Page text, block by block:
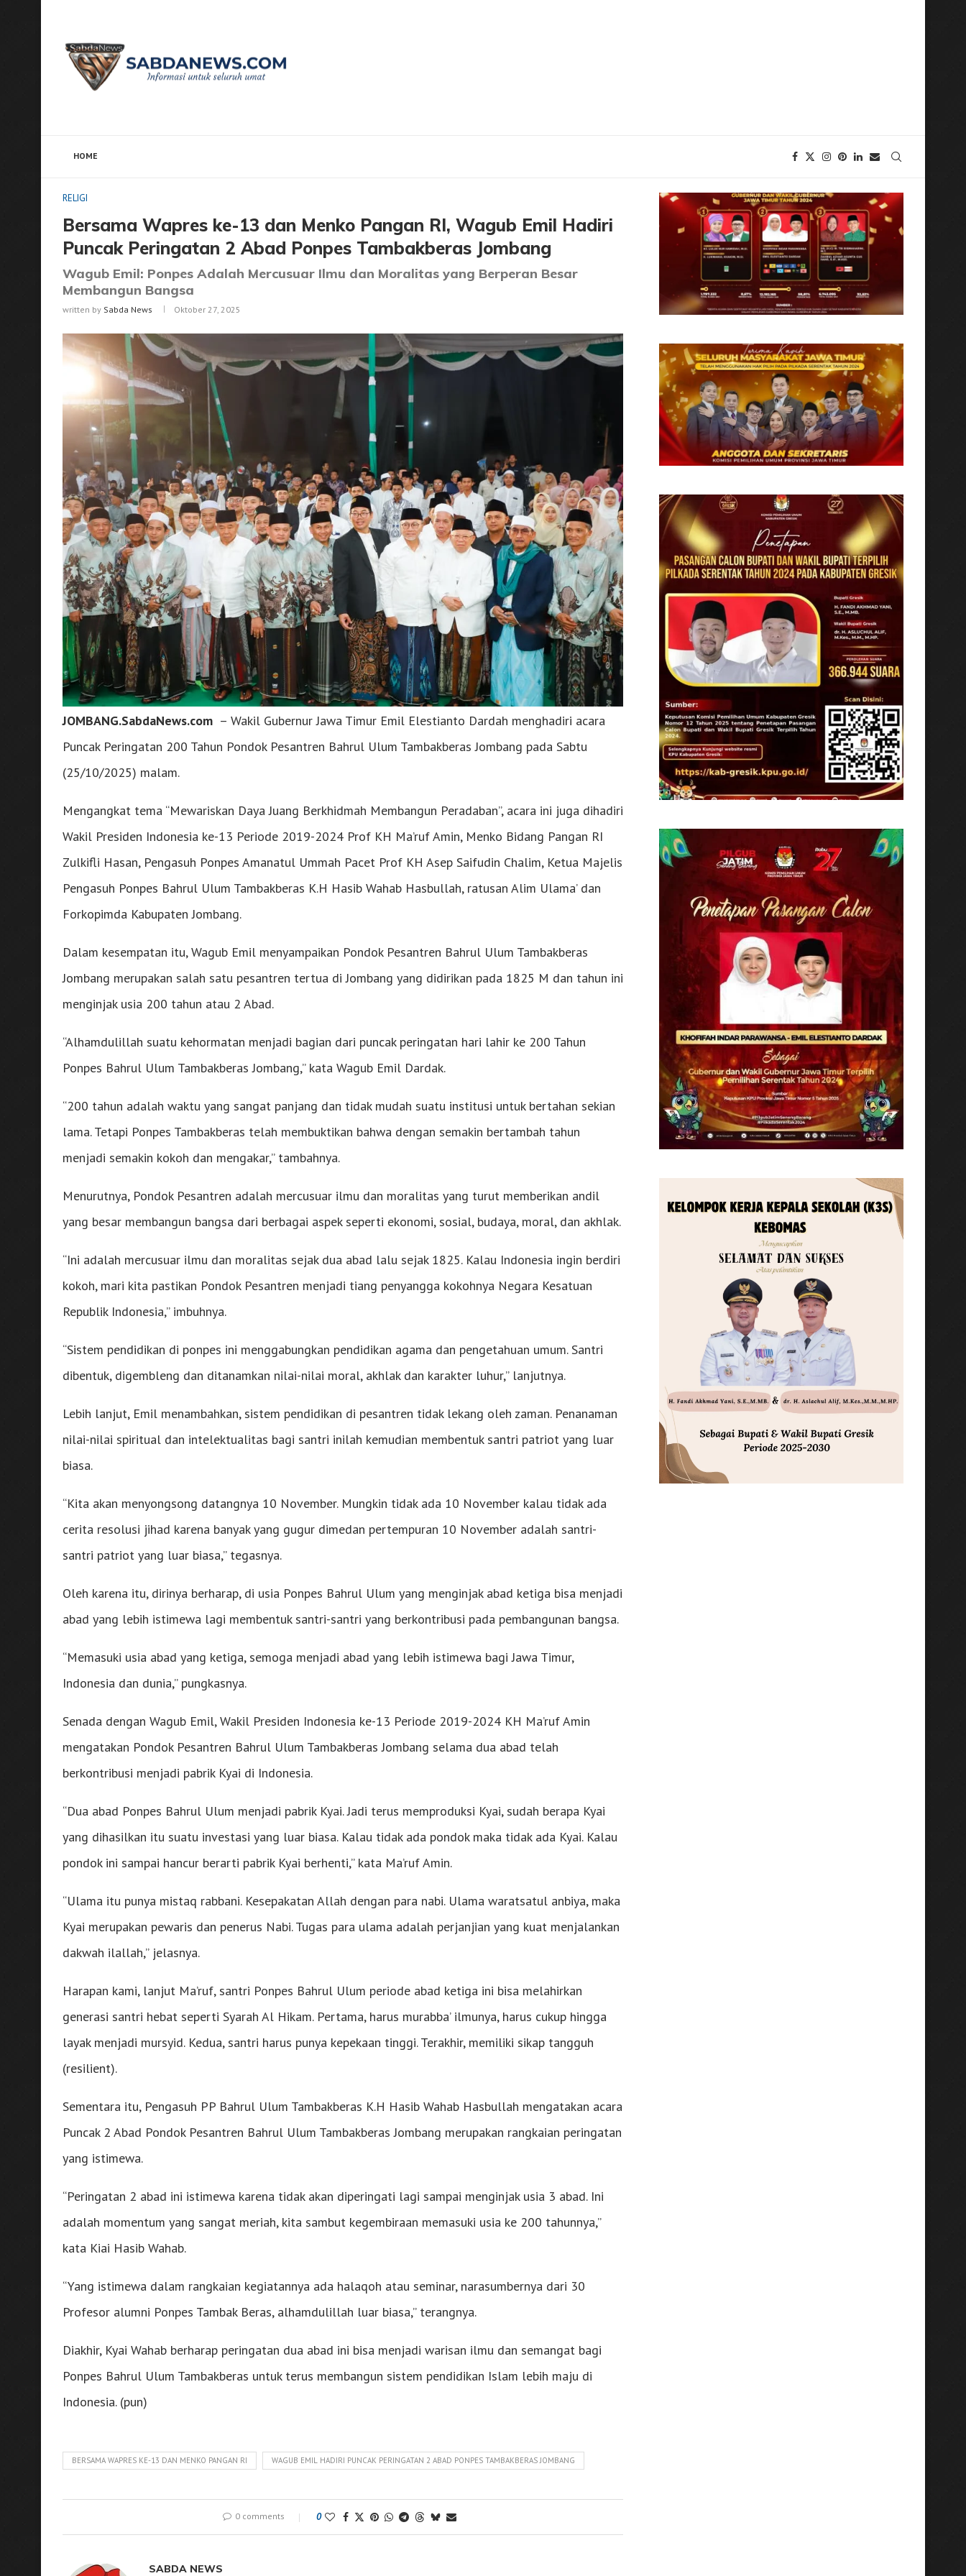
HOME
RELIGI
Bersama Wapres ke-13 dan Menko Pangan RI, Wagub Emil Hadiri
Puncak Peringatan 2 Abad Ponpes Tambakberas Jombang
Wagub Emil: Ponpes Adalah Mercusuar Ilmu dan Moralitas yang Berperan Besar
Membangun Bangsa
written by Sabda News Oktober 27, 2025
JOMBANG.SabdaNews.com – Wakil Gubernur Jawa Timur Emil Elestianto Dardah menghadiri acara
Puncak Peringatan 200 Tahun Pondok Pesantren Bahrul Ulum Tambakberas Jombang pada Sabtu
(25/10/2025) malam.
Mengangkat tema “Mewariskan Daya Juang Berkhidmah Membangun Peradaban”, acara ini juga dihadiri
Wakil Presiden Indonesia ke-13 Periode 2019-2024 Prof KH Ma’ruf Amin, Menko Bidang Pangan RI
Zulkifli Hasan, Pengasuh Ponpes Amanatul Ummah Pacet Prof KH Asep Saifudin Chalim, Ketua Majelis
Pengasuh Ponpes Bahrul Ulum Tambakberas K.H Hasib Wahab Hasbullah, ratusan Alim Ulama’ dan
Forkopimda Kabupaten Jombang.
Dalam kesempatan itu, Wagub Emil menyampaikan Pondok Pesantren Bahrul Ulum Tambakberas
Jombang merupakan salah satu pesantren tertua di Jombang yang didirikan pada 1825 M dan tahun ini
menginjak usia 200 tahun atau 2 Abad.
“Alhamdulillah suatu kehormatan menjadi bagian dari puncak peringatan hari lahir ke 200 Tahun
Ponpes Bahrul Ulum Tambakberas Jombang,” kata Wagub Emil Dardak.
“200 tahun adalah waktu yang sangat panjang dan tidak mudah suatu institusi untuk bertahan sekian
lama. Tetapi Ponpes Tambakberas telah membuktikan bahwa dengan semakin bertambah tahun
menjadi semakin kokoh dan mengakar,” tambahnya.
Menurutnya, Pondok Pesantren adalah mercusuar ilmu dan moralitas yang turut memberikan andil
yang besar membangun bangsa dari berbagai aspek seperti ekonomi, sosial, budaya, moral, dan akhlak.
“Ini adalah mercusuar ilmu dan moralitas sejak dua abad lalu sejak 1825. Kalau Indonesia ingin berdiri
kokoh, mari kita pastikan Pondok Pesantren menjadi tiang penyangga kokohnya Negara Kesatuan
Republik Indonesia,” imbuhnya.
“Sistem pendidikan di ponpes ini menggabungkan pendidikan agama dan pengetahuan umum. Santri
dibentuk, digembleng dan ditanamkan nilai-nilai moral, akhlak dan karakter luhur,” lanjutnya.
Lebih lanjut, Emil menambahkan, sistem pendidikan di pesantren tidak lekang oleh zaman. Penanaman
nilai-nilai spiritual dan intelektualitas bagi santri inilah kemudian membentuk santri patriot yang luar
biasa.
“Kita akan menyongsong datangnya 10 November. Mungkin tidak ada 10 November kalau tidak ada
cerita resolusi jihad karena banyak yang gugur dimedan pertempuran 10 November adalah santri-
santri patriot yang luar biasa,” tegasnya.
Oleh karena itu, dirinya berharap, di usia Ponpes Bahrul Ulum yang menginjak abad ketiga bisa menjadi
abad yang lebih istimewa lagi membentuk santri-santri yang berkontribusi pada pembangunan bangsa.
“Memasuki usia abad yang ketiga, semoga menjadi abad yang lebih istimewa bagi Jawa Timur,
Indonesia dan dunia,” pungkasnya.
Senada dengan Wagub Emil, Wakil Presiden Indonesia ke-13 Periode 2019-2024 KH Ma’ruf Amin
mengatakan Pondok Pesantren Bahrul Ulum Tambakberas Jombang selama dua abad telah
berkontribusi menjadi pabrik Kyai di Indonesia.
“Dua abad Ponpes Bahrul Ulum menjadi pabrik Kyai. Jadi terus memproduksi Kyai, sudah berapa Kyai
yang dihasilkan itu suatu investasi yang luar biasa. Kalau tidak ada pondok maka tidak ada Kyai. Kalau
pondok ini sampai hancur berarti pabrik Kyai berhenti,” kata Ma’ruf Amin.
“Ulama itu punya mistaq rabbani. Kesepakatan Allah dengan para nabi. Ulama waratsatul anbiya, maka
Kyai merupakan pewaris dan penerus Nabi. Tugas para ulama adalah perjanjian yang kuat menjalankan
dakwah ilallah,” jelasnya.
Harapan kami, lanjut Ma’ruf, santri Ponpes Bahrul Ulum periode abad ketiga ini bisa melahirkan
generasi santri hebat seperti Syarah Al Hikam. Pertama, harus murabba’ ilmunya, harus cukup hingga
layak menjadi mursyid. Kedua, santri harus punya kepekaan tinggi. Terakhir, memiliki sikap tangguh
(resilient).
Sementara itu, Pengasuh PP Bahrul Ulum Tambakberas K.H Hasib Wahab Hasbullah mengatakan acara
Puncak 2 Abad Pondok Pesantren Bahrul Ulum Tambakberas Jombang merupakan rangkaian peringatan
yang istimewa.
“Peringatan 2 abad ini istimewa karena tidak akan diperingati lagi sampai menginjak usia 3 abad. Ini
adalah momentum yang sangat meriah, kita sambut kegembiraan memasuki usia ke 200 tahunnya,”
kata Kiai Hasib Wahab.
“Yang istimewa dalam rangkaian kegiatannya ada halaqoh atau seminar, narasumbernya dari 30
Profesor alumni Ponpes Tambak Beras, alhamdulillah luar biasa,” terangnya.
Diakhir, Kyai Wahab berharap peringatan dua abad ini bisa menjadi warisan ilmu dan semangat bagi
Ponpes Bahrul Ulum Tambakberas untuk terus membangun sistem pendidikan Islam lebih maju di
Indonesia. (pun)
BERSAMA WAPRES KE-13 DAN MENKO PANGAN RI WAGUB EMIL HADIRI PUNCAK PERINGATAN 2 ABAD PONPES TAMBAKBERAS JOMBANG
0 comments 0
SABDA NEWS